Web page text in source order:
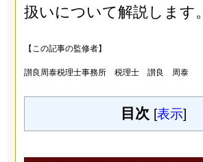
扱いについて解説します。
【この記事の監修者】
讃良周泰税理士事務所 税理士 讃良 周泰
目次 [表示]